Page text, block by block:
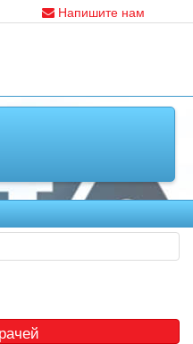
Напишите нам